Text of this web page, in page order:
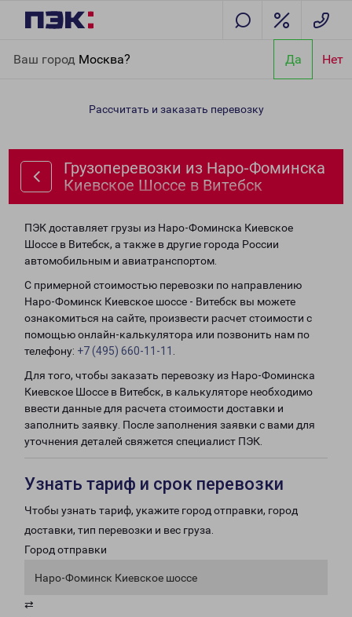
Ваш город Москва? Да Нет
Киевское Шоссе в Витебск
Рассчитать и заказать перевозку
Грузоперевозки из Наро-Фоминска
Киевское Шоссе в Витебск
ПЭК доставляет грузы из Наро-Фоминска Киевское
Шоссе в Витебск, а также в другие города России
автомобильным и авиатранспортом.
С примерной стоимостью перевозки по направлению
Наро-Фоминск Киевское шоссе - Витебск вы можете
ознакомиться на сайте, произвести расчет стоимости с
помощью онлайн-калькулятора или позвонить нам по
телефону: +7 (495) 660-11-11
Для того, чтобы заказать перевозку из Наро-Фоминска
Киевское Шоссе в Витебск, в калькуляторе необходимо
ввести данные для расчета стоимости доставки и
заполнить заявку. После заполнения заявки с вами для
уточнения деталей свяжется специалист ПЭК.
Узнать тариф и срок перевозки
Чтобы узнать тариф, укажите город отправки, город
доставки, тип перевозки и вес груза.
Город отправки
Наро-Фоминск Киевское шоссе
⇄